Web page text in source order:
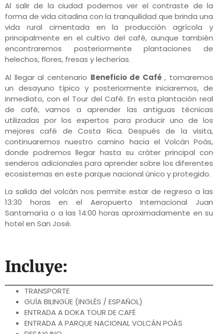
Al salir de la ciudad podemos ver el contraste de la
forma de vida citadina con la tranquilidad que brinda una
vida rural cimentada en la producción agrícola y
principalmente en el cultivo del café, aunque también
encontraremos posteriormente plantaciones de
helechos, flores, fresas y lecherías.
Al llegar al centenario Beneficio de Café, tomaremos
un desayuno típico y posteriormente iniciaremos, de
inmediato, con el Tour del Café. En esta plantación real
de café, vamos a aprender las antiguas técnicas
utilizadas por los expertos para producir uno de los
mejores café de Costa Rica. Después de la visita,
continuaremos nuestro camino hacia el Volcán Poás,
donde podremos llegar hasta su cráter principal con
senderos adicionales para aprender sobre los diferentes
ecosistemas en este parque nacional único y protegido.
La salida del volcán nos permite estar de regreso a las
13:30 horas en el Aeropuerto Internacional Juan
Santamaría o a las 14:00 horas aproximadamente en su
hotel en San José.
Incluye:
TRANSPORTE
GUÍA BILINGÜE (INGLÉS / ESPAÑOL)
ENTRADA A DOKA TOUR DE CAFÉ
ENTRADA A PARQUE NACIONAL VOLCÁN POÁS